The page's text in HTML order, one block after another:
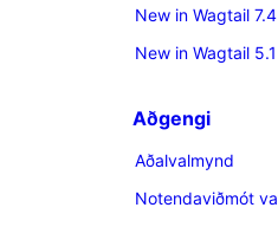
New in Wagtail 7.4
New in Wagtail 5.1
Aðgengi
Aðalvalmynd
Notendaviðmót